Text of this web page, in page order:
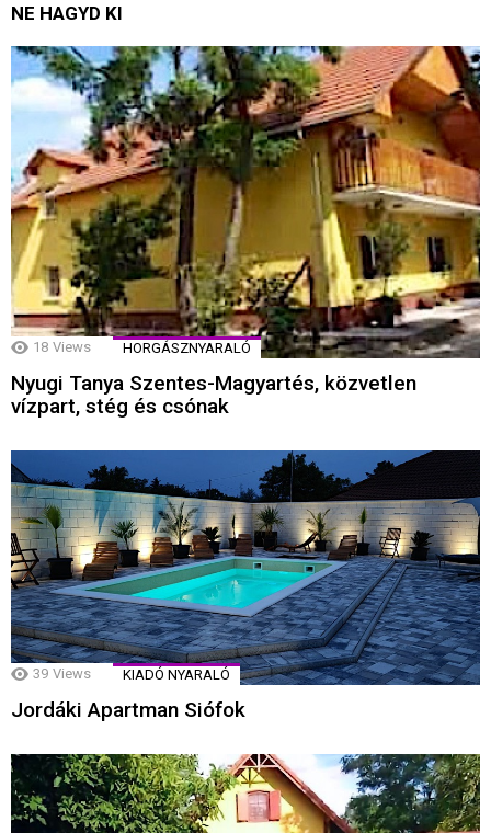
NE HAGYD KI
18 Views HORGÁSZNYARALÓ
Nyugi Tanya Szentes-Magyartés, közvetlen
vízpart, stég és csónak
39 Views KIADÓ NYARALÓ
Jordáki Apartman Siófok